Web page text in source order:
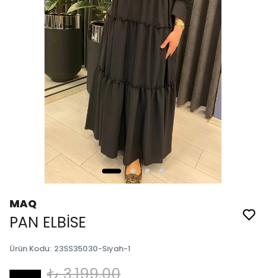
MAQ
PAN ELBİSE
Ürün Kodu: 23SS35030-Siyah-1